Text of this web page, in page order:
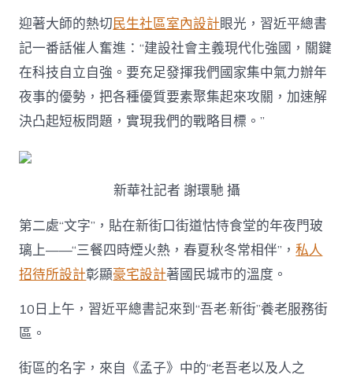
迎著大師的熱切民生社區室內設計眼光，習近平總書
記一番話催人奮進：“建設社會主義現代化強國，關鍵
在科技自立自強。要充足發揮我們國家集中氣力辦年
夜事的優勢，把各種優質要素聚集起來攻關，加速解
決凸起短板問題，實現我們的戰略目標。”
新華社記者 謝環馳 攝
第二處“文字”，貼在新街口街道怙恃食堂的年夜門玻
璃上——“三餐四時煙火熱，春夏秋冬常相伴”，私人
招待所設計彰顯豪宅設計著國民城市的溫度。
10日上午，習近平總書記來到“吾老·新街”養老服務街
區。
街區的名字，來自《孟子》中的“老吾老以及人之